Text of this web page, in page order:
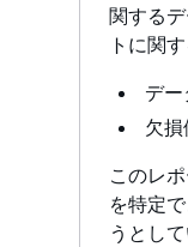
関する
トに関
デ
欠
このレ
を特定
うとし